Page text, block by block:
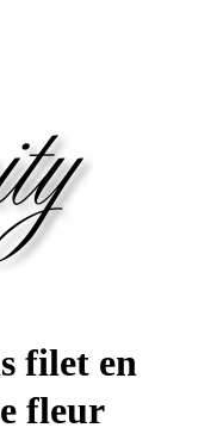
filet en
fleur